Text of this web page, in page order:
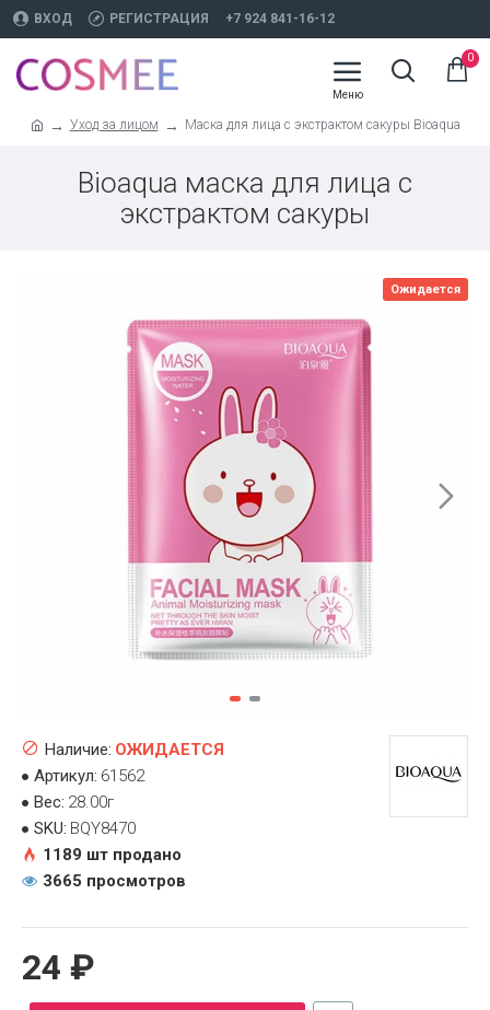
ВХОД РЕГИСТРАЦИЯ +7 924 841-16-12
0
Уход за лицом Маска для лица с экстрактом сакуры Bioaqua
Bioaqua маска для лица с
экстрактом сакуры
Ожидается
24 ₽
Наличие: ОЖИДАЕТСЯ
Артикул: 61562
Вес: 28.00г
SKU: BQY8470
1189 шт продано
3665 просмотров